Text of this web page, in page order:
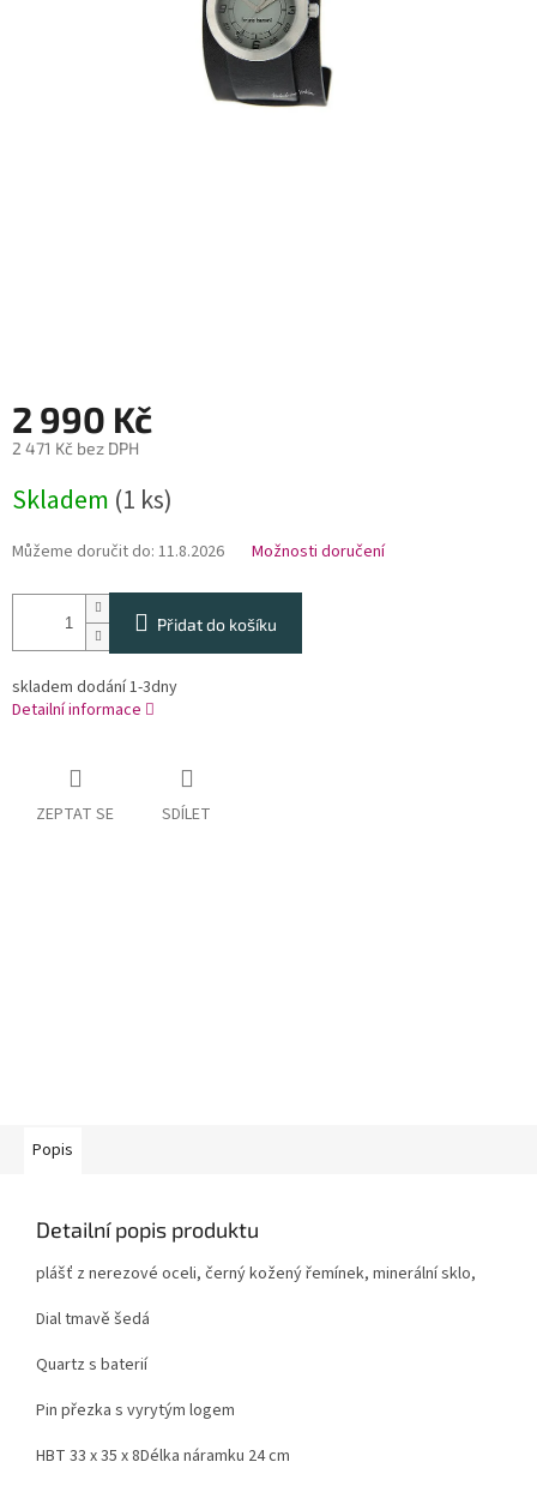
2 990 Kč
2 471 Kč bez DPH
cena:
Skladem (1 ks)
Můžeme doručit do: 11.8.2026 Možnosti doručení
Přidat do košíku
skladem dodání 1-3dny
Detailní informace
ZEPTAT SE SDÍLET
Popis
Detailní popis produktu
plášť z nerezové oceli, černý kožený řemínek, minerální sklo,
Dial tmavě šedá
Quartz s baterií
Pin přezka s vyrytým logem
HBT 33 x 35 x 8Délka náramku 24 cm